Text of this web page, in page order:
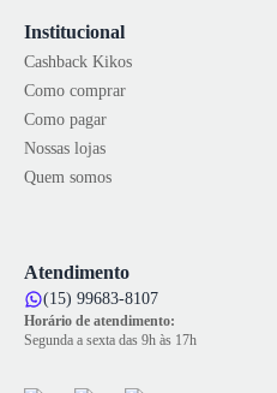
Institucional
Cashback Kikos
Como comprar
Como pagar
Nossas lojas
Quem somos
Atendimento
(15) 99683-8107
Horário de atendimento:
Segunda a sexta das 9h às 17h